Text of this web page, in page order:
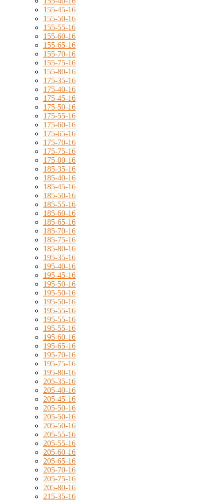
155-45-16
155-50-16
155-55-16
155-60-16
155-65-16
155-70-16
155-75-16
155-80-16
175-35-16
175-40-16
175-45-16
175-50-16
175-55-16
175-60-16
175-65-16
175-70-16
175-75-16
175-80-16
185-35-16
185-40-16
185-45-16
185-50-16
185-55-16
185-60-16
185-65-16
185-70-16
185-75-16
185-80-16
195-35-16
195-40-16
195-45-16
195-50-16
195-50-16
195-50-16
195-55-16
195-55-16
195-55-16
195-60-16
195-65-16
195-70-16
195-75-16
195-80-16
205-35-16
205-40-16
205-45-16
205-50-16
205-50-16
205-50-16
205-55-16
205-55-16
205-60-16
205-65-16
205-70-16
205-75-16
205-80-16
215-35-16